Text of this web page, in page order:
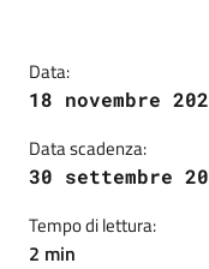
Data:
18 novembre
Data scadenza:
30 settembre
Tempo di lettura:
2 min